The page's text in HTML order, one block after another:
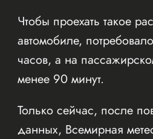
Чтобы проехать такое
автомобиле,
часов, а на
менее 90 минут.
Только сейчас, после
данных, Всемирная